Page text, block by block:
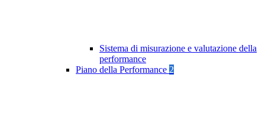
Sistema di misurazione e valutazione della
performance
Piano della Performance 2